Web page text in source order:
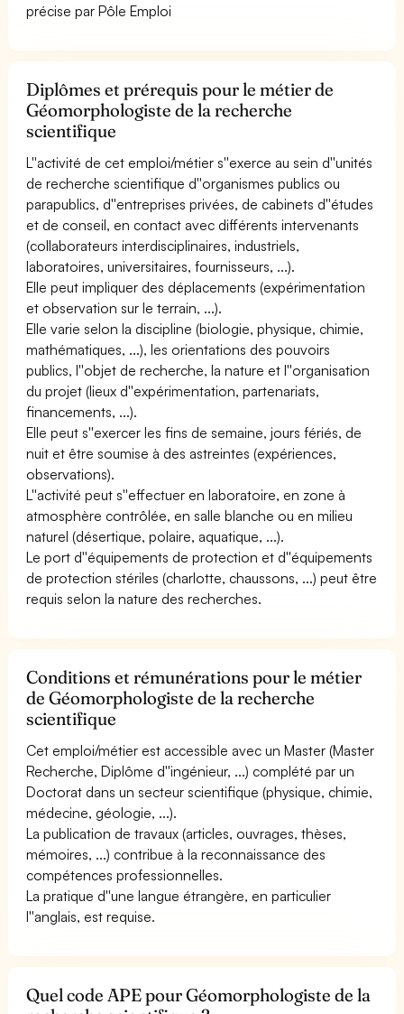
précise par Pôle Emploi
Diplômes et prérequis pour le métier de
Géomorphologiste de la recherche
scientifique
L''activité de cet emploi/métier s''exerce au sein d''unités
de recherche scientifique d''organismes publics ou
parapublics, d''entreprises privées, de cabinets d''études
et de conseil, en contact avec différents intervenants
(collaborateurs interdisciplinaires, industriels,
laboratoires, universitaires, fournisseurs, ...).
Elle peut impliquer des déplacements (expérimentation
et observation sur le terrain, ...).
Elle varie selon la discipline (biologie, physique, chimie,
mathématiques, ...), les orientations des pouvoirs
publics, l''objet de recherche, la nature et l''organisation
du projet (lieux d''expérimentation, partenariats,
financements, ...).
Elle peut s''exercer les fins de semaine, jours fériés, de
nuit et être soumise à des astreintes (expériences,
observations).
L''activité peut s''effectuer en laboratoire, en zone à
atmosphère contrôlée, en salle blanche ou en milieu
naturel (désertique, polaire, aquatique, ...).
Le port d''équipements de protection et d''équipements
de protection stériles (charlotte, chaussons, ...) peut être
requis selon la nature des recherches.
Conditions et rémunérations pour le métier
de Géomorphologiste de la recherche
scientifique
Cet emploi/métier est accessible avec un Master (Master
Recherche, Diplôme d''ingénieur, ...) complété par un
Doctorat dans un secteur scientifique (physique, chimie,
médecine, géologie, ...).
La publication de travaux (articles, ouvrages, thèses,
mémoires, ...) contribue à la reconnaissance des
compétences professionnelles.
La pratique d''une langue étrangère, en particulier
l''anglais, est requise.
Quel code APE pour Géomorphologiste de la